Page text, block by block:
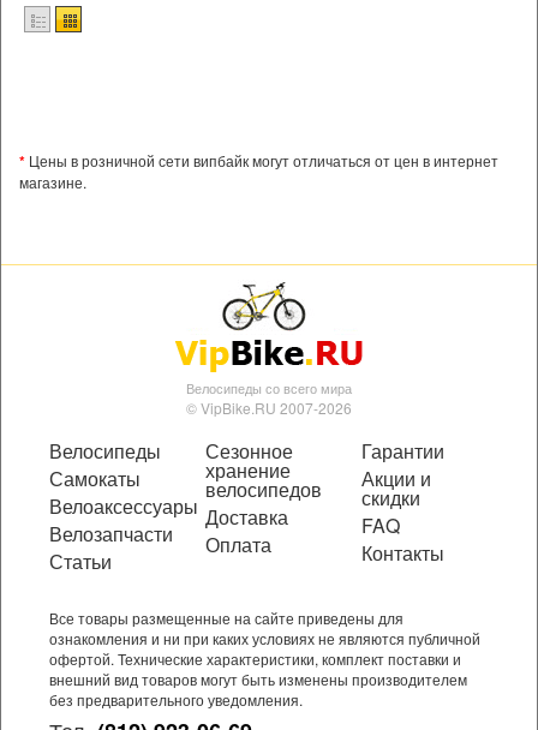
* Цены в розничной сети випбайк могут отличаться от цен в интернет
магазине.
Велосипеды со всего мира
© VipBike.RU 2007-2026
Велосипеды
Самокаты
Велоаксессуары
Велозапчасти
Статьи
Сезонное
хранение
велосипедов
Доставка
Оплата
Гарантии
Акции и
скидки
FAQ
Контакты
Все товары размещенные на сайте приведены для
ознакомления и ни при каких условиях не являются публичной
офертой. Технические характеристики, комплект поставки и
внешний вид товаров могут быть изменены производителем
без предварительного уведомления.